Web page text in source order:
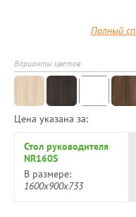
Полный
Варианты цветов
Цена указана за:
Стол руководителя
NR160S
В размере:
1600х900х733